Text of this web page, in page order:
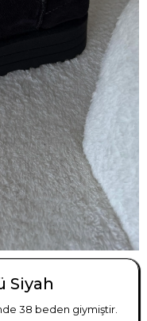
Siyah
38 beden giymiştir.